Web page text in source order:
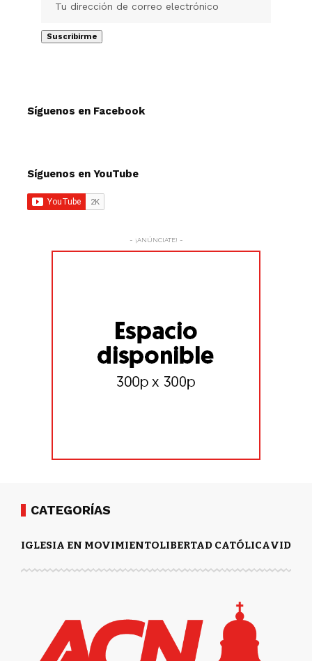
Síguenos en Facebook
Síguenos en YouTube
- ¡ANÚNCIATE! -
CATEGORÍAS
IGLESIA EN MOVIMIENTOLIBERTAD CATÓLICAVIDA